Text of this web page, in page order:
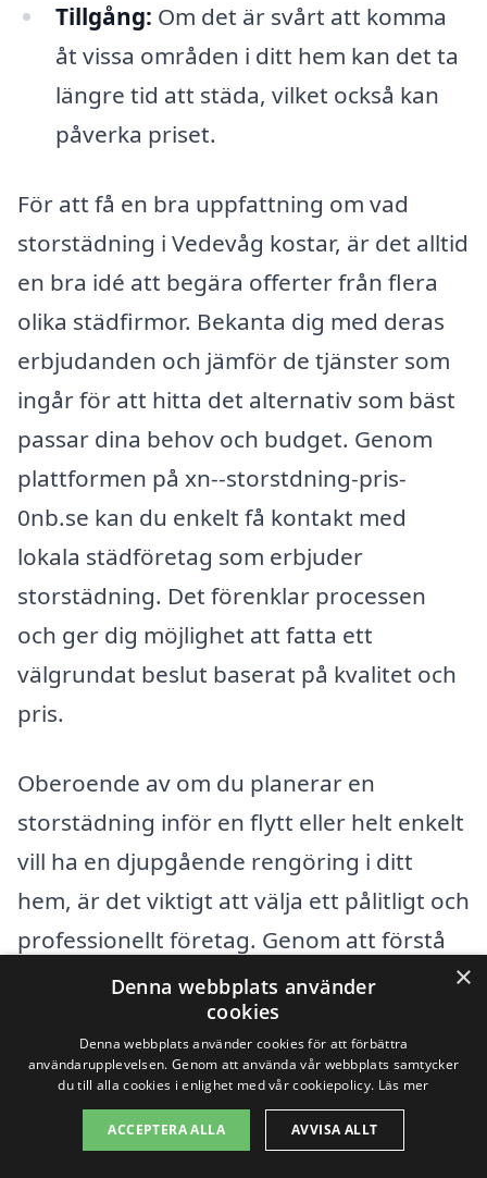
Tillgång: Om det är svårt att komma
åt vissa områden i ditt hem kan det ta
längre tid att städa, vilket också kan
påverka priset.
För att få en bra uppfattning om vad
storstädning i Vedevåg kostar, är det alltid
en bra idé att begära offerter från flera
olika städfirmor. Bekanta dig med deras
erbjudanden och jämför de tjänster som
ingår för att hitta det alternativ som bäst
passar dina behov och budget. Genom
plattformen på xn--storstdning-pris-
0nb.se kan du enkelt få kontakt med
lokala städföretag som erbjuder
storstädning. Det förenklar processen
och ger dig möjlighet att fatta ett
välgrundat beslut baserat på kvalitet och
pris.
Oberoende av om du planerar en
storstädning inför en flytt eller helt enkelt
vill ha en djupgående rengöring i ditt
hem, är det viktigt att välja ett pålitligt och
professionellt företag. Genom att förstå
vad som påverkar priset kan du göra en
klok investering i din hemstädning och
säkerställa att du får ett rent och fräscht
hem.
×
Denna webbplats använder
cookies
Denna webbplats använder cookies för att förbättra
användarupplevelsen. Genom att använda vår webbplats samtycker
du till alla cookies i enlighet med vår cookiepolicy. Läs mer
ACCEPTERA ALLA AVVISA ALLT